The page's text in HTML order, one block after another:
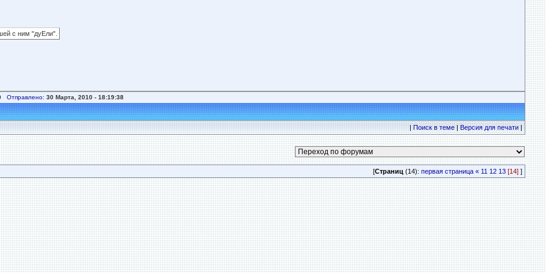
с ним "дуЕли".
Отправлено: 30 Марта, 2010 - 18:19:38
|Поиск в теме|Версия для печати|
[Страниц (14): первая страница « 11 12 13 [14] ]